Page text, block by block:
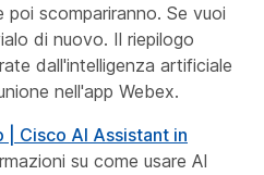
scompariranno. Se vuoi
di nuovo. Il riepilogo
dall'intelligenza artificiale
nell'app Webex.
| Cisco AI Assistant in
su come usare AI